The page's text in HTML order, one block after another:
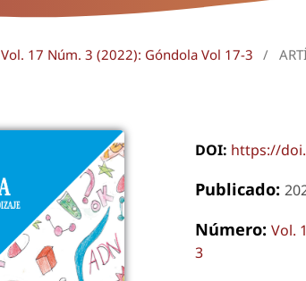
Vol. 17 Núm. 3 (2022): Góndola Vol 17-3 /
DOI: https://
Publicado:
Número: Vol.
3